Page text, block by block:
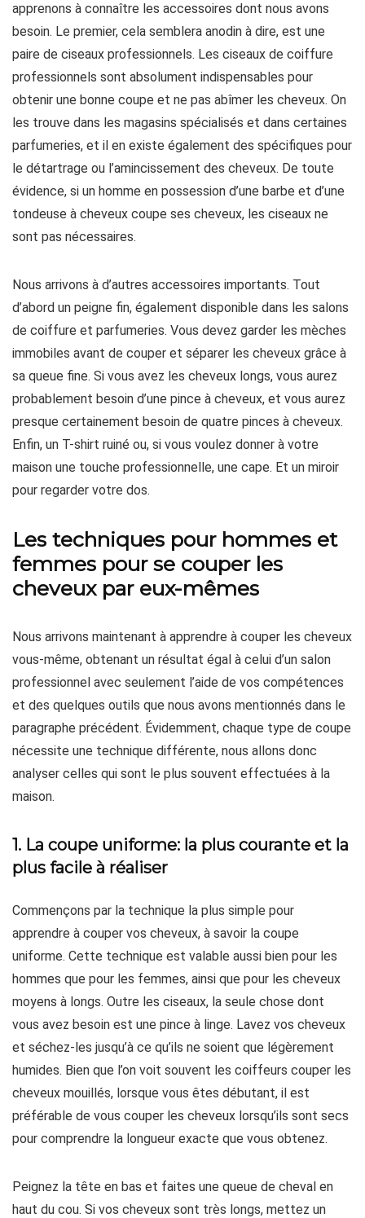
apprenons à connaître les accessoires dont nous avons
besoin. Le premier, cela semblera anodin à dire, est une
paire de ciseaux professionnels. Les ciseaux de coiffure
professionnels sont absolument indispensables pour
obtenir une bonne coupe et ne pas abîmer les cheveux. On
les trouve dans les magasins spécialisés et dans certaines
parfumeries, et il en existe également des spécifiques pour
le détartrage ou l’amincissement des cheveux. De toute
évidence, si un homme en possession d’une barbe et d’une
tondeuse à cheveux coupe ses cheveux, les ciseaux ne
sont pas nécessaires.
Nous arrivons à d’autres accessoires importants. Tout
d’abord un peigne fin, également disponible dans les salons
de coiffure et parfumeries. Vous devez garder les mèches
immobiles avant de couper et séparer les cheveux grâce à
sa queue fine. Si vous avez les cheveux longs, vous aurez
probablement besoin d’une pince à cheveux, et vous aurez
presque certainement besoin de quatre pinces à cheveux.
Enfin, un T-shirt ruiné ou, si vous voulez donner à votre
maison une touche professionnelle, une cape. Et un miroir
pour regarder votre dos.
Les techniques pour hommes et
femmes pour se couper les
cheveux par eux-mêmes
Nous arrivons maintenant à apprendre à couper les cheveux
vous-même, obtenant un résultat égal à celui d’un salon
professionnel avec seulement l’aide de vos compétences
et des quelques outils que nous avons mentionnés dans le
paragraphe précédent. Évidemment, chaque type de coupe
nécessite une technique différente, nous allons donc
analyser celles qui sont le plus souvent effectuées à la
maison.
1. La coupe uniforme: la plus courante et la
plus facile à réaliser
Commençons par la technique la plus simple pour
apprendre à couper vos cheveux, à savoir la coupe
uniforme. Cette technique est valable aussi bien pour les
hommes que pour les femmes, ainsi que pour les cheveux
moyens à longs. Outre les ciseaux, la seule chose dont
vous avez besoin est une pince à linge. Lavez vos cheveux
et séchez-les jusqu’à ce qu’ils ne soient que légèrement
humides. Bien que l’on voit souvent les coiffeurs couper les
cheveux mouillés, lorsque vous êtes débutant, il est
préférable de vous couper les cheveux lorsqu’ils sont secs
pour comprendre la longueur exacte que vous obtenez.
Peignez la tête en bas et faites une queue de cheval en
haut du cou. Si vos cheveux sont très longs, mettez un